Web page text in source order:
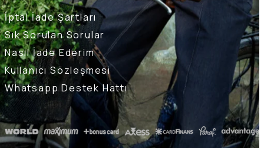
İptal İade Şartları
Sık Sorulan Sorular
Nasıl İade Ederim
Kullanıcı Sözleşmesi
Whatsapp Destek Hattı